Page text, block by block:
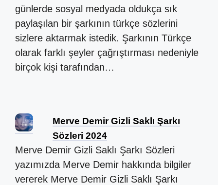
günlerde sosyal medyada oldukça sık
paylaşılan bir şarkının türkçe sözlerini
sizlere aktarmak istedik. Şarkının Türkçe
olarak farklı şeyler çağrıştırması nedeniyle
birçok kişi tarafından…
Merve Demir Gizli Saklı Şarkı
Sözleri 2024
Merve Demir Gizli Saklı Şarkı Sözleri
yazımızda Merve Demir hakkında bilgiler
vererek Merve Demir Gizli Saklı Şarkı